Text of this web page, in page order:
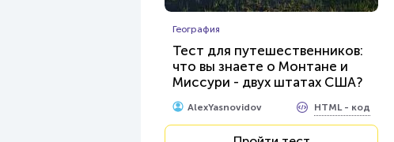
География
Тест для путешественников:
что вы знаете о Монтане и
Миссури - двух штатах США?
AlexYasnovidov HTML - код